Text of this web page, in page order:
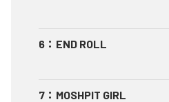
6 ： END ROLL
7 ： MOSHPIT GIRL